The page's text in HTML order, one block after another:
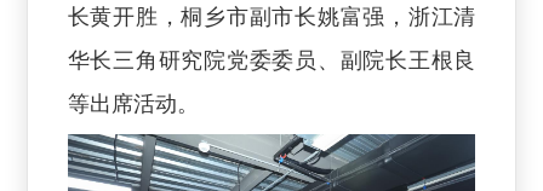
长黄开胜，桐乡市副市长姚富强，浙江清
华长三角研究院党委委员、副院长王根良
等出席活动。